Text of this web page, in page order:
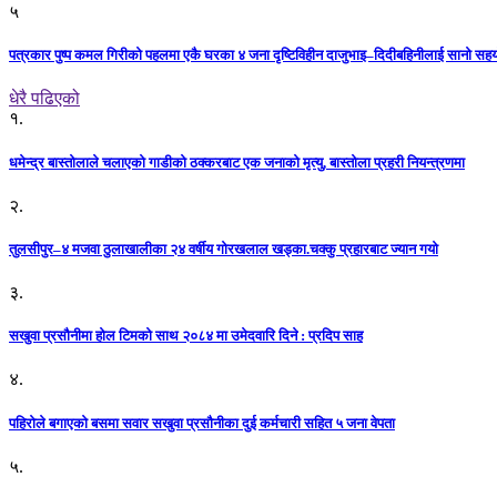
५
पत्रकार पुष्प कमल गिरीको पहलमा एकै घरका ४ जना दृष्टिविहीन दाजुभाइ–दिदीबहिनीलाई सानो
धेरै पढिएको
१.
धमेन्द्र बास्तोलाले चलाएको गाडीको ठक्करबाट एक जनाको मृत्यु, बास्तोला प्रहरी नियन्त्रणमा
२.
तुलसीपुर–४ मजवा ठुलाखालीका २४ वर्षीय गोरखलाल खड्का.चक्कु प्रहारबाट ज्यान गयो
३.
सखुवा प्रसौनीमा होल टिमको साथ २०८४ मा उमेदवारि दिने : प्रदिप साह
४.
पहिराेले बगाएकाे बसमा सवार सखुवा प्रसाैनीका दुई कर्मचारी सहित ५ जना वेपता
५.